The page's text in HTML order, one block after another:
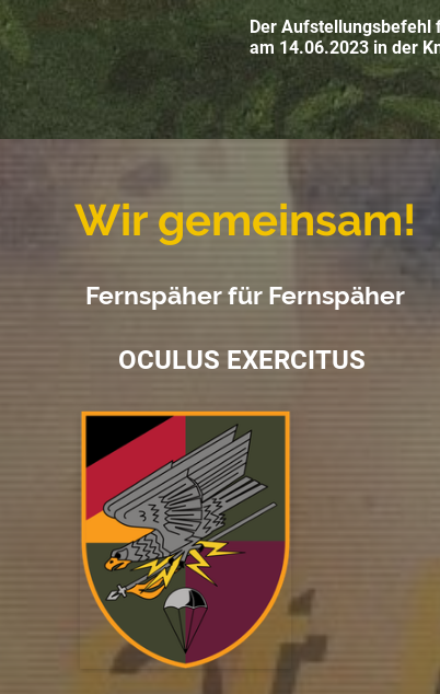
Der Aufstellungsbefehl
am 14.06.2023 in der
Wir gemeinsam!
Fernspäher für Fernspäher
OCULUS EXERCITUS